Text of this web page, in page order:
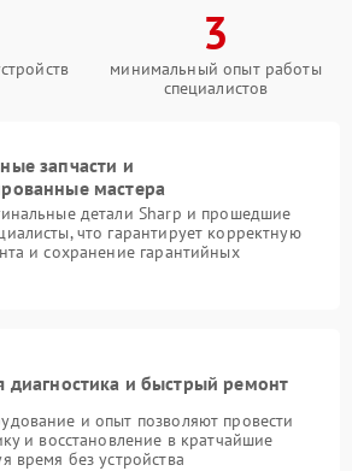
3
минимальный опыт работы
специалистов
запчасти и
мастера
детали Sharp и прошедшие
что гарантирует корректную
и сохранение гарантийных
диагностика и быстрый ремонт
и опыт позволяют провести
и восстановление в кратчайшие
время без устройства